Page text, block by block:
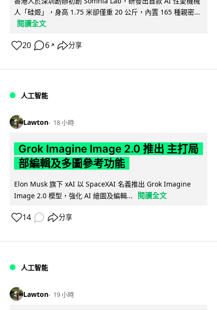
人「硅姬」，身高 1.75 米卻僅重 20 公斤，內置 165 種親密...
閱讀全文
20 6 ↗ 分享
人工智能
Lawton 18 小時
Grok Imagine Image 2.0 推出 主打局
部編輯及多圖參考功能
Elon Musk 旗下 xAI 以 SpaceXAI 名義推出 Grok Imagine
Image 2.0 模型，強化 AI 繪圖及編輯...
閱讀全文
14 分享
人工智能
Lawton 19 小時